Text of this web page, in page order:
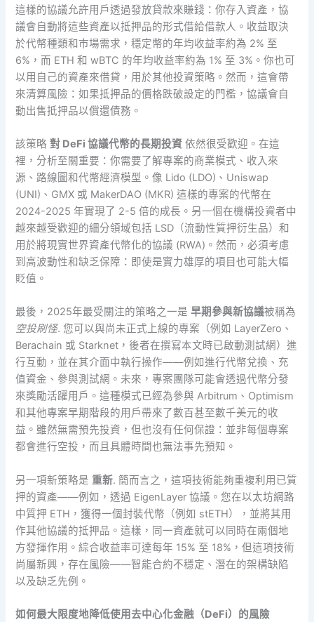
這樣的協議允許用戶透過發放貸款來賺錢：你存入資產，協
議會自動將這些資產以抵押品的形式借給借款人。收益取決
於代幣種類和市場需求，穩定幣的年均收益率約為 2% 至
6%，而 ETH 和 wBTC 的年均收益率約為 1% 至 3%。你也可
以用自己的資產來借貸，用於其他投資策略。然而，這會帶
來清算風險：如果抵押品的價格跌破設定的門檻，協議會自
動出售抵押品以償還債務。
該策略對 DeFi 協議代幣的長期投資 依然很受歡迎。在這
裡，分析至關重要：你需要了解專案的商業模式、收入來
源、路線圖和代幣經濟模型。像 Lido (LDO)、Uniswap
(UNI)、GMX 或 MakerDAO (MKR) 這樣的專案的代幣在
2024-2025 年實現了 2-5 倍的成長。另一個在機構投資者中
越來越受歡迎的細分領域包括 LSD（流動性質押衍生品）和
用於將現實世界資產代幣化的協議 (RWA)。然而，必須考慮
到高波動性和缺乏保障：即使是實力雄厚的項目也可能大幅
貶值。
最後，2025年最受關注的策略之一是早期參與新協議被稱為
空投刷怪. 您可以與尚未正式上線的專案（例如 LayerZero、
Berachain 或 Starknet，後者在撰寫本文時已啟動測試網）進
行互動，並在其介面中執行操作——例如進行代幣兌換、充
值資金、參與測試網。未來，專案團隊可能會透過代幣分發
來獎勵活躍用戶。這種模式已經為參與 Arbitrum、Optimism
和其他專案早期階段的用戶帶來了數百甚至數千美元的收
益。雖然無需預先投資，但也沒有任何保證：並非每個專案
都會進行空投，而且具體時間也無法事先預知。
另一項新策略是 重新. 簡而言之，這項技術能夠重複利用已質
押的資產——例如，透過 EigenLayer 協議。您在以太坊網路
中質押 ETH，獲得一個封裝代幣（例如 stETH），並將其用
作其他協議的抵押品。這樣，同一資產就可以同時在兩個地
方發揮作用。綜合收益率可達每年 15% 至 18%，但這項技術
尚屬新興，存在風險——智能合約不穩定、潛在的架構缺陷
以及缺乏先例。
如何最大限度地降低使用去中心化金融（DeFi）的風險